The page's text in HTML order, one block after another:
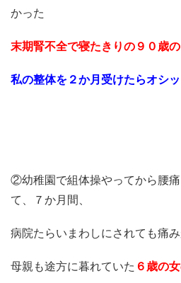
かった
末期腎不全で寝たきりの９０歳
私の整体を２か月受けたらオシ
②幼稚園で組体操やってから腰
て、７か月間、
病院たらいまわしにされても痛み
母親も途方に暮れていた ６歳の